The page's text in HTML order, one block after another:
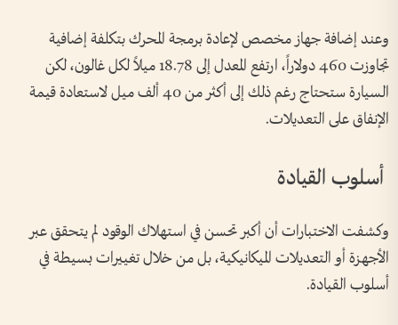
وعند إضافة جهاز مخصص لإعادة برمجة المحرك بتكلفة إضافية
تجاوزت 460 دولاراً، ارتفع المعدل إلى 18.78 ميلاً لكل غالون، لكن
السيارة ستحتاج رغم ذلك إلى أكثر من 40 ألف ميل لاستعادة قيمة
الإنفاق على التعديلات.
أسلوب القيادة
وكشفت الاختبارات أن أكبر تحسن في استهلاك الوقود لم يتحقق عبر
الأجهزة أو التعديلات الميكانيكية، بل من خلال تغييرات بسيطة في
أسلوب القيادة.